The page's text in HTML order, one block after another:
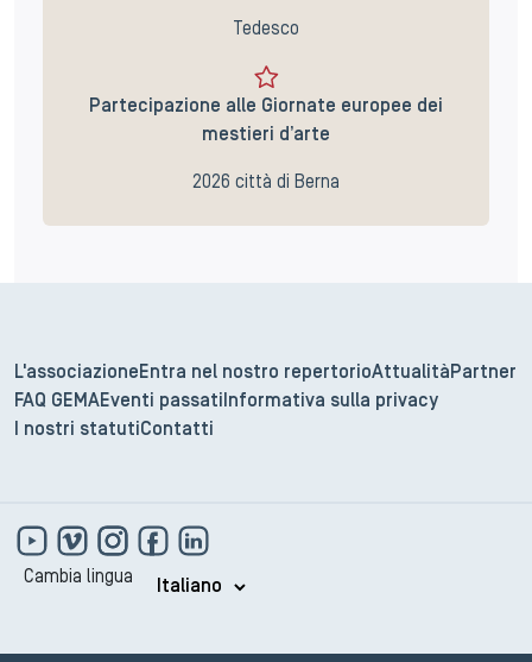
Tedesco
Partecipazione alle Giornate europee dei
mestieri d’arte
2026 città di Berna
L'associazione Entra nel nostro repertorioAttualità Partner
FAQ GEMAEventi passati
Informativa sulla privacy
I nostri statuti Contatti
Cambia lingua